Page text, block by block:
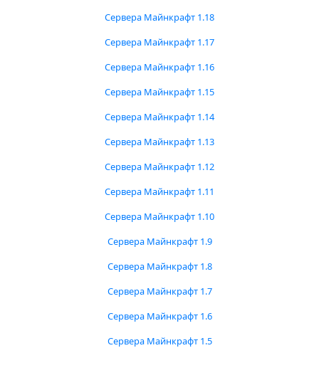
Сервера Майнкрафт 1.18
Сервера Майнкрафт 1.17
Сервера Майнкрафт 1.16
Сервера Майнкрафт 1.15
Сервера Майнкрафт 1.14
Сервера Майнкрафт 1.13
Сервера Майнкрафт 1.12
Сервера Майнкрафт 1.11
Сервера Майнкрафт 1.10
Сервера Майнкрафт 1.9
Сервера Майнкрафт 1.8
Сервера Майнкрафт 1.7
Сервера Майнкрафт 1.6
Сервера Майнкрафт 1.5